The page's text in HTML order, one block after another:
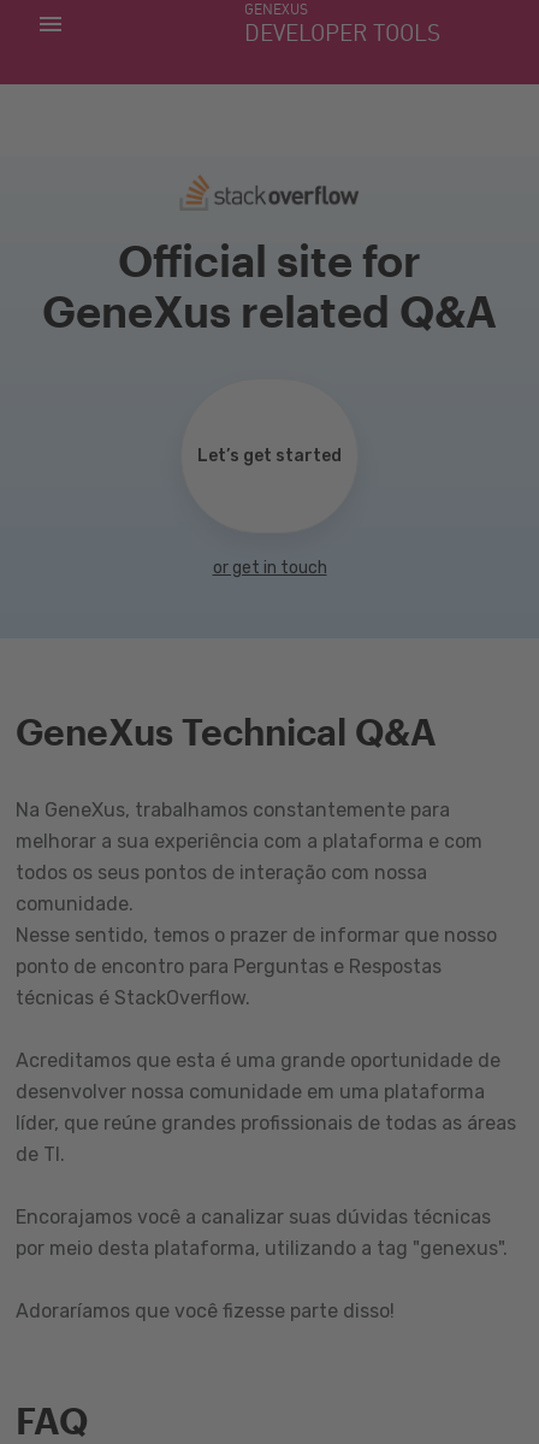
GENEXUS
DEVELOPER TOOLS
MINHAS APLICACÕES
Official site for
GeneXus related Q&A
Let’s get started
or get in touch
GeneXus Technical Q&A
Na GeneXus, trabalhamos constantemente para
melhorar a sua experiência com a plataforma e com
todos os seus pontos de interação com nossa
comunidade.
Nesse sentido, temos o prazer de informar que nosso
ponto de encontro para Perguntas e Respostas
técnicas é StackOverflow.
Acreditamos que esta é uma grande oportunidade de
desenvolver nossa comunidade em uma plataforma
líder, que reúne grandes profissionais de todas as áreas
de TI.
Encorajamos você a canalizar suas dúvidas técnicas
por meio desta plataforma, utilizando a tag "genexus".
Adoraríamos que você fizesse parte disso!
FAQ